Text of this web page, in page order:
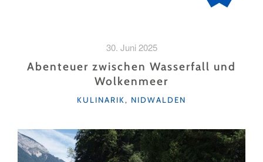
30. Juni 2025
Abenteuer zwischen Wasserfall und
Wolkenmeer
KATEGORIEN
KULINARIK, NIDWALDEN